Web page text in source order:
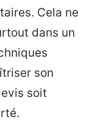
Cela ne
dans un
son
soit